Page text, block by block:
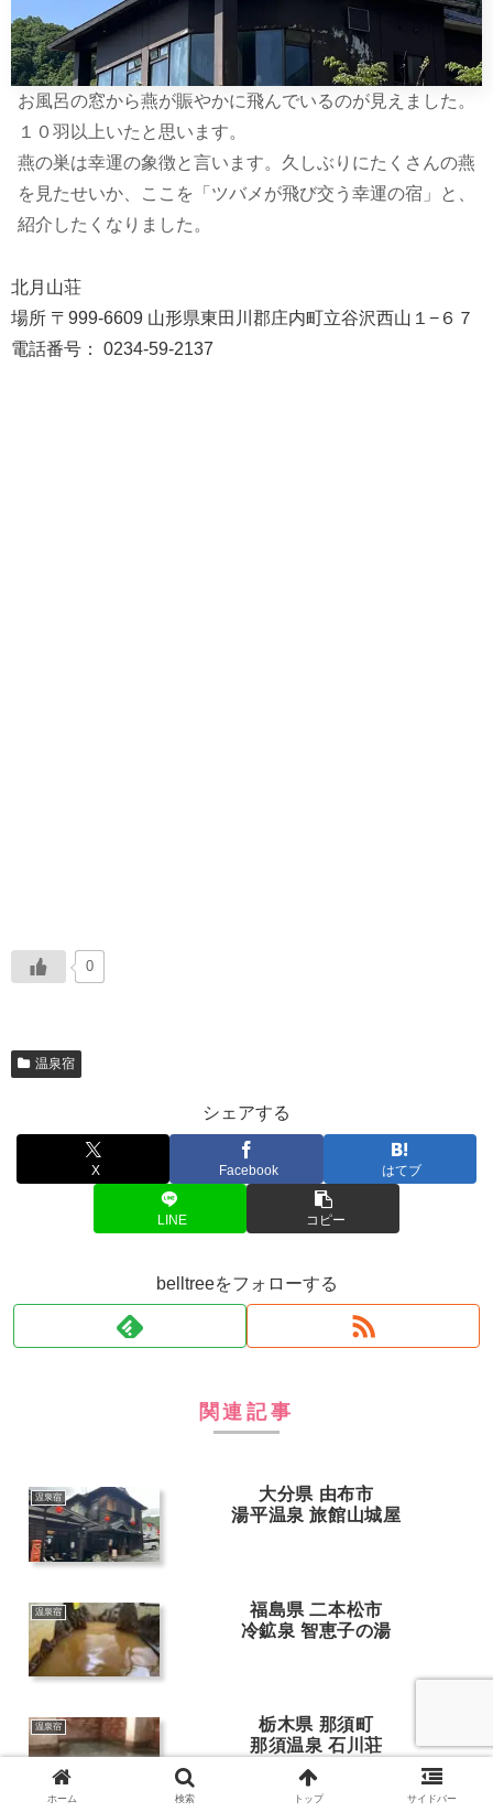
お風呂の窓から燕が賑やかに飛んでいるのが見えました。
１０羽以上いたと思います。
燕の巣は幸運の象徴と言います。久しぶりにたくさんの燕
を見たせいか、ここを「ツバメが飛び交う幸運の宿」と、
紹介したくなりました。
北月山荘
場所 〒999-6609 山形県東田川郡庄内町立谷沢西山１−６７
電話番号： 0234-59-2137
0
温泉宿
シェアする
X Facebook はてブ
LINE コピー
belltreeをフォローする
関連記事
温泉宿
大分県 由布市
湯平温泉 旅館山城屋
温泉宿
福島県 二本松市
冷鉱泉 智恵子の湯
温泉宿
栃木県 那須町
那須温泉 石川荘
ホーム 検索 トップ サイドバー